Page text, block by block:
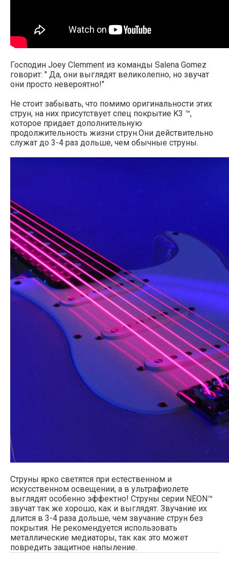
Господин Joey Clemment из команды Salena Gomez
говорит: " Да, они выглядят великолепно, но звучат
они просто невероятно!"
Не стоит забывать, что помимо оригинальности этих
струн, на них присутствует спец покрытие K3 ™,
которое придает дополнительную
продолжительность жизни струн.Они действительно
служат до 3-4 раз дольше, чем обычные струны.
Cтруны ярко светятся при естественном и
искусственном освещении, а в ультрафиолете
выглядят особенно эффектно! Струны серии NEON™
звучат так же хорошо, как и выглядят. Звучание их
длится в 3-4 раза дольше, чем звучание струн без
покрытия. Не рекомендуется использовать
металлические медиаторы, так как это может
повредить защитное напыление.